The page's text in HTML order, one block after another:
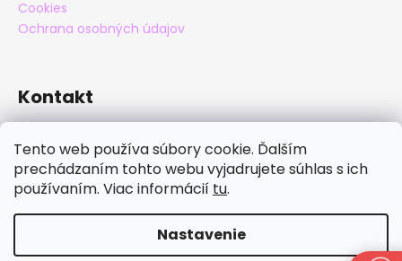
Tento web používa súbory cookie. Ďalším
prechádzaním tohto webu vyjadrujete súhlas s ich
používaním. Viac informácií tu.
Nastavenie
Cookies
Ochrana osobných údajov
Kontakt
+421 905 838 706
maxatko
maxatko_barefoot